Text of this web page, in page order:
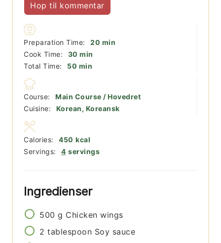
Hop til kommentar
Preparation Time: 20 minutter
min
Cook Time:
30 minutter
min
Total Time:
50 minutter
min
Course:
Main Course / Hovedret
Cuisine:
Korean, Koreansk
Servings: 4 servings
Calories: 450 kcal
Ingredienser
500 g Chicken wings
2 tablespoon Soy sauce